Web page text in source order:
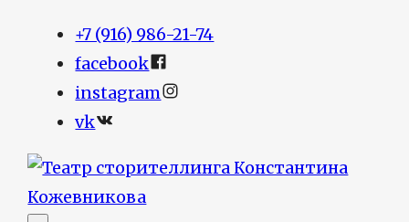
+7 (916) 986-21-74
facebook
instagram
vk